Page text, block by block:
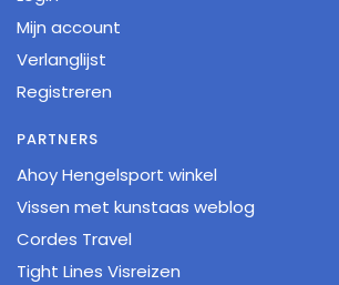
Mijn account
Verlanglijst
Registreren
PARTNERS
Ahoy Hengelsport winkel
Vissen met kunstaas weblog
Cordes Travel
Tight Lines Visreizen